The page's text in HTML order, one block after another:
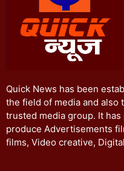
Quick News has been
the field of media and also
trusted media group. It
produce Advertisements
films, Video creative,